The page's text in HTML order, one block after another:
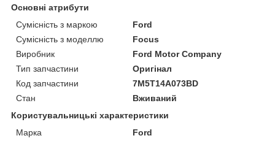
Основні атрибути
Сумісність з маркою
Ford
Сумісність з моделлю
Focus
Виробник
Ford Motor Company
Тип запчастини
Оригінал
Код запчастини
7M5T14A073BD
Стан
Вживаний
Користувальницькі характеристики
Марка
Ford